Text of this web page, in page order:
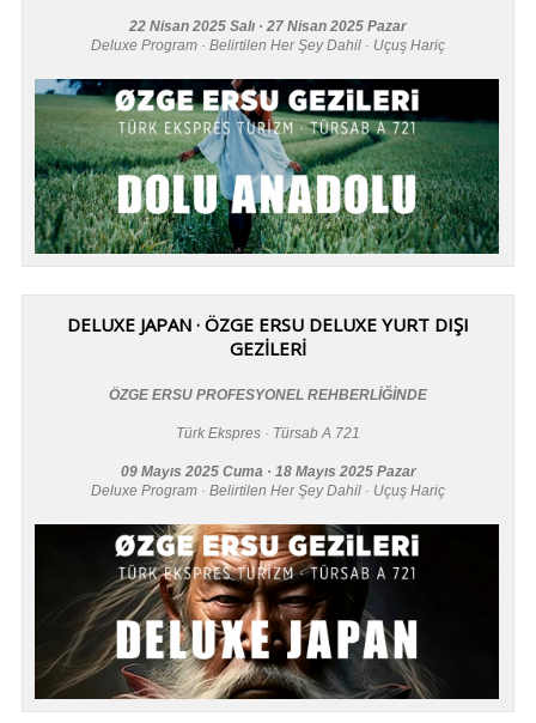
22 Nisan 2025 Salı · 27 Nisan 2025 Pazar
Deluxe Program · Belirtilen Her Şey Dahil · Uçuş Hariç
DELUXE JAPAN · ÖZGE ERSU DELUXE YURT DIŞI
GEZİLERİ
ÖZGE ERSU PROFESYONEL REHBERLİĞİNDE
Türk Ekspres · Türsab A 721
09 Mayıs 2025 Cuma · 18 Mayıs 2025 Pazar
Deluxe Program · Belirtilen Her Şey Dahil · Uçuş Hariç